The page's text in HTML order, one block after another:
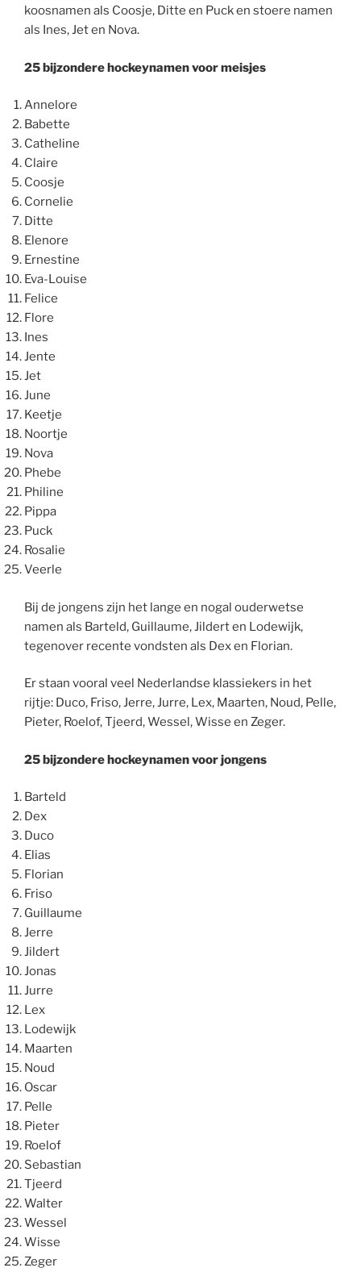
koosnamen als Coosje, Ditte en Puck en stoere namen
als Ines, Jet en Nova.
25 bijzondere hockeynamen voor meisjes
Annelore
Babette
Catheline
Claire
Coosje
Cornelie
Ditte
Elenore
Ernestine
Eva-Louise
Felice
Flore
Ines
Jente
Jet
June
Keetje
Noortje
Nova
Phebe
Philine
Pippa
Puck
Rosalie
Veerle
Bij de jongens zijn het lange en nogal ouderwetse
namen als Barteld, Guillaume, Jildert en Lodewijk,
tegenover recente vondsten als Dex en Florian.
Er staan vooral veel Nederlandse klassiekers in het
rijtje: Duco, Friso, Jerre, Jurre, Lex, Maarten, Noud, Pelle,
Pieter, Roelof, Tjeerd, Wessel, Wisse en Zeger.
25 bijzondere hockeynamen voor jongens
Barteld
Dex
Duco
Elias
Florian
Friso
Guillaume
Jerre
Jildert
Jonas
Jurre
Lex
Lodewijk
Maarten
Noud
Oscar
Pelle
Pieter
Roelof
Sebastian
Tjeerd
Walter
Wessel
Wisse
Zeger